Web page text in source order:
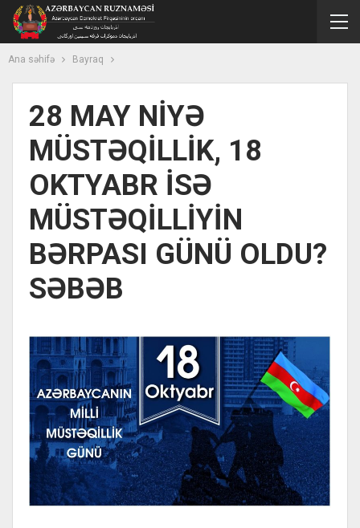
Ana səhifə Bayraq
28 MAY NİYƏ
MÜSTƏQİLLİK, 18
OKTYABR İSƏ
MÜSTƏQİLLİYİN
BƏRPASI GÜNÜ OLDU?
SƏBƏB